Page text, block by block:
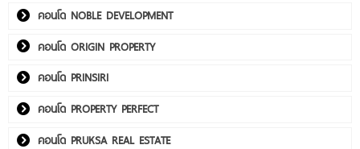
คอนโด NOBLE DEVELOPMENT
คอนโด ORIGIN PROPERTY
คอนโด PRINSIRI
คอนโด PROPERTY PERFECT
คอนโด PRUKSA REAL ESTATE